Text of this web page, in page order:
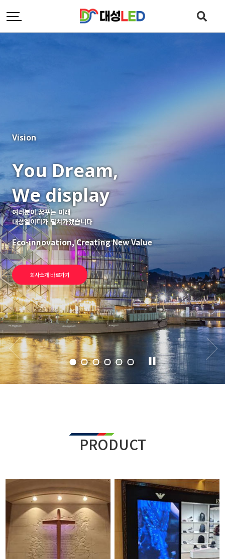
Vision
You Dream,
We display
여러분이 꿈꾸는 미래
대성엘이디가 펼쳐가겠습니다
Eco-innovation, Creating New Value
회사소개 바로가기
PRODUCT